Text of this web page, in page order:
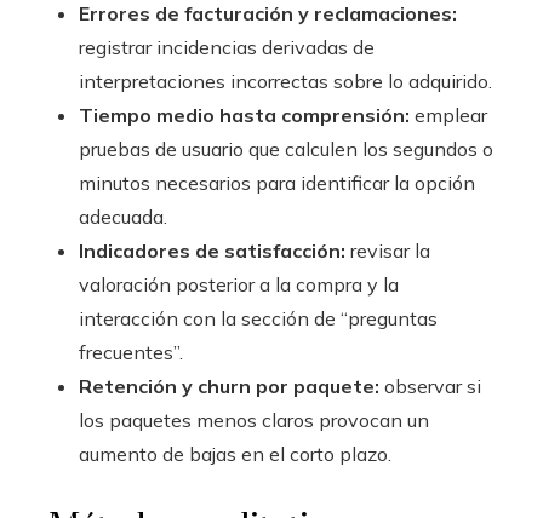
Errores de facturación y reclamaciones:
registrar incidencias derivadas de
interpretaciones incorrectas sobre lo adquirido.
Tiempo medio hasta comprensión: emplear
pruebas de usuario que calculen los segundos o
minutos necesarios para identificar la opción
adecuada.
Indicadores de satisfacción: revisar la
valoración posterior a la compra y la
interacción con la sección de “preguntas
frecuentes”.
Retención y churn por paquete: observar si
los paquetes menos claros provocan un
aumento de bajas en el corto plazo.